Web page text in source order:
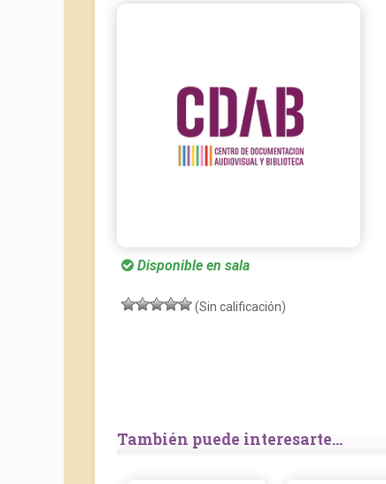
Disponible en sala
(Sin calificación)
También puede interesarte...